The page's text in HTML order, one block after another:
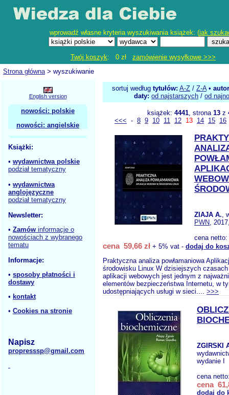
wprowadź własne kryteria wyszukiwania książek: (jak
Twój koszyk: 0 zł zamówienie wysyłkowe >>>
Strona główna> wyszukiwanie
English version
nowości: polskie
nowości: angielskie
Książki:
• wydawnictwa polskie
podział tematyczny
• wydawnictwa
anglojęzyczne
podział tematyczny
Newsletter:
• Zamów informacje o
nowościach z wybranego
tematu
Informacje:
• sposoby płatności i
dostawy
• kontakt
• Cookies na stronie
Napisz
propresssp@gmail.com
sortuj według tytułów: A-Z / Z-A•
daty: od najstarszych / od
książek: 4441, strona 13 z
<<< - 8 9 10 11 12 13 14 15 16
ZIAJA A.,
PWN,
cena netto:
cena 59,66 zł + 5% vat - dodaj do
Praktyczna analiza powłamaniowa
środowisku Linux W dzisiejszych
aplikacji webowych jest jednym z
elementów bezpieczeństwa Internetu, w
udostępniających usługi w sieci.... >>>
ZGIRSKI
wydanie I
cena
cena
dodaj do